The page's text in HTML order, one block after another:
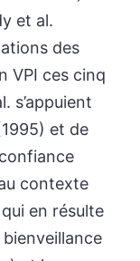
et al.
des
VPI ces cinq
s’appuient
et de
contexte
en résulte